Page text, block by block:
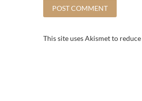
This site uses Akismet to reduce